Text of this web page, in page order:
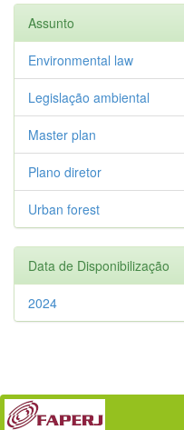
Assunto
Environmental law
Legislação ambiental
Master plan
Plano diretor
Urban forest
Data de Disponibilização
2024